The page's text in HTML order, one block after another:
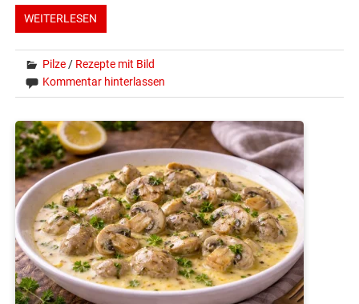
WEITERLESEN
Pilze / Rezepte mit Bild
Kommentar hinterlassen